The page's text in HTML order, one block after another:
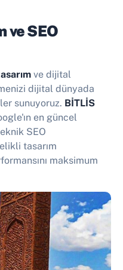
ve SEO
ve dijital
dijital dünyada
sunuyoruz. BİTLİS
en güncel
SEO
tasarım
maksimum